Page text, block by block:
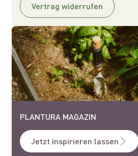
Vertrag widerrufen
PLANTURA MAGAZIN
Jetzt inspirieren lassen